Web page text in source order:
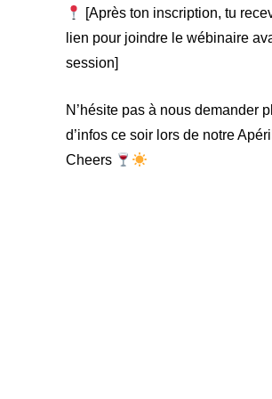
[Après ton inscription, tu
lien pour joindre le wébinaire
session]
N’hésite pas à nous demander
d’infos ce soir lors de notre
Cheers